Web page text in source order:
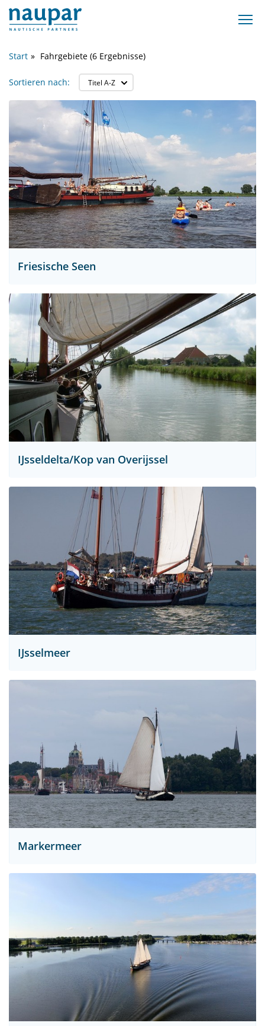
Start Fahrgebiete (6 Ergebnisse)
Sortieren nach:
Friesische Seen
IJsseldelta/Kop van Overijssel
IJsselmeer
Markermeer